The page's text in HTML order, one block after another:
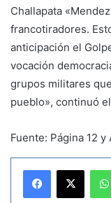
Challapata
francotiradores.
anticipación el
vocación
grupos militares
pueblo», continuó
Fuente: Página 12